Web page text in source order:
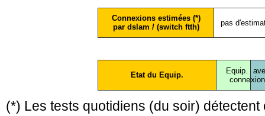
Connexions estimées (*)
par dslam / (switch ftth)
pas
Etat du Equip.
Equip.
conne
(*) Les tests quotidiens (du soir)